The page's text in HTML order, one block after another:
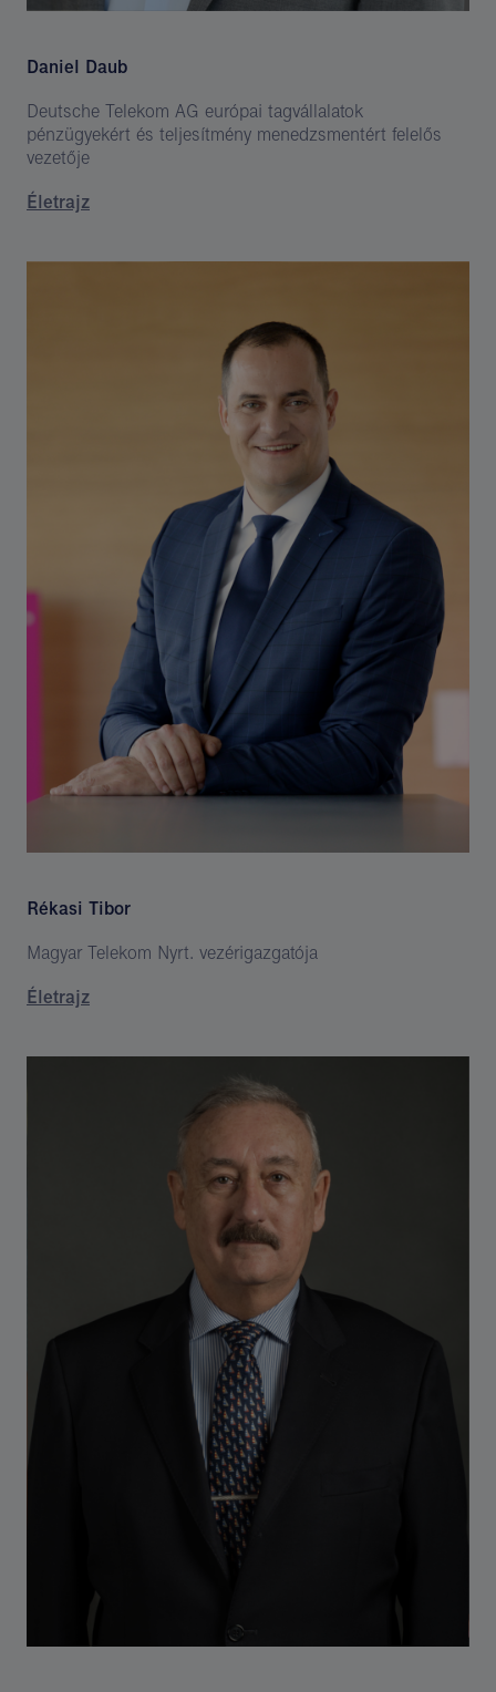
Daniel Daub
Deutsche Telekom AG európai tagvállalatok
pénzügyekért és teljesítmény menedzsmentért felelős
vezetője
Életrajz
Rékasi Tibor
Magyar Telekom Nyrt. vezérigazgatója
Életrajz